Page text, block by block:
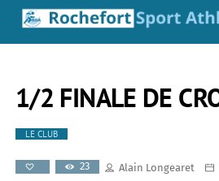
1/2 FINALE DE
LE CLUB
23 Alain Longearet